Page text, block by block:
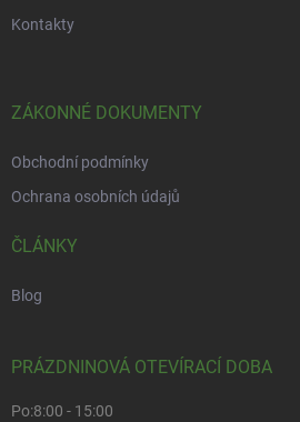
Kontakty
ZÁKONNÉ DOKUMENTY
Obchodní podmínky
Ochrana osobních údajů
ČLÁNKY
Blog
PRÁZDNINOVÁ OTEVÍRACÍ DOBA
Po:8:00 - 15:00